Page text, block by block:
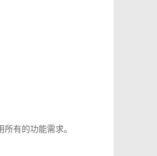
有的功能需求。